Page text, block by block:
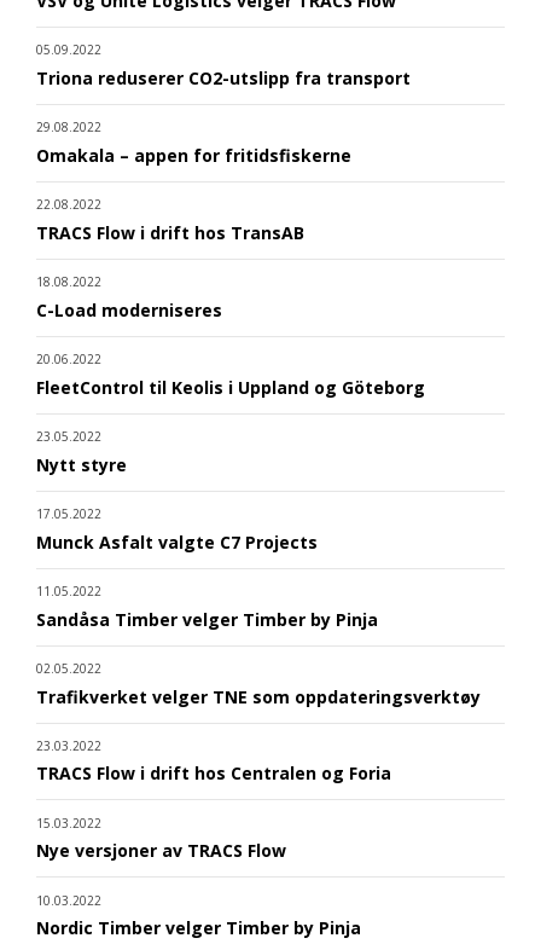
05.09.2022
Triona reduserer CO2-utslipp fra transport
29.08.2022
Omakala – appen for fritidsfiskerne
22.08.2022
TRACS Flow i drift hos TransAB
18.08.2022
C-Load moderniseres
20.06.2022
FleetControl til Keolis i Uppland og Göteborg
23.05.2022
Nytt styre
17.05.2022
Munck Asfalt valgte C7 Projects
11.05.2022
Sandåsa Timber velger Timber by Pinja
02.05.2022
Trafikverket velger TNE som oppdateringsverktøy
23.03.2022
TRACS Flow i drift hos Centralen og Foria
15.03.2022
Nye versjoner av TRACS Flow
10.03.2022
Nordic Timber velger Timber by Pinja